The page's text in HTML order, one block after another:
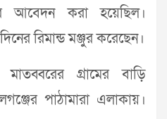
আবেদন করা হয়েছিল।
রিমান্ড মঞ্জুর করেছেন।
গ্রামের বাড়ি
পাঠামারা এলাকায়।